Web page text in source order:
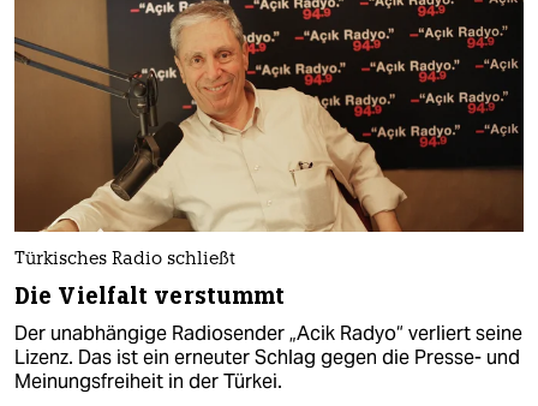
Türkisches Radio schließt
Die Vielfalt verstummt
Der unabhängige Radiosender „Acik Radyo“ verliert seine
Lizenz. Das ist ein erneuter Schlag gegen die Presse- und
Meinungsfreiheit in der Türkei.